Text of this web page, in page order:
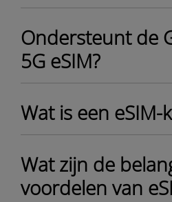
Ondersteunt de
5G eSIM?
Wat is een eSIM-
Wat zijn de
voordelen van